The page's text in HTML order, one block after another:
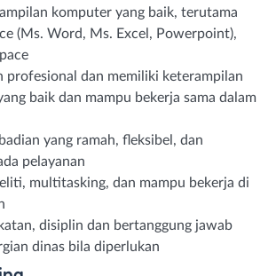
komputer yang baik, terutama
(Ms. Word, Ms. Excel, Powerpoint),
profesional dan memiliki keterampilan
baik dan mampu bekerja sama dalam
yang ramah, fleksibel, dan
pelayanan
multitasking, dan mampu bekerja di
disiplin dan bertanggung jawab
dinas bila diperlukan